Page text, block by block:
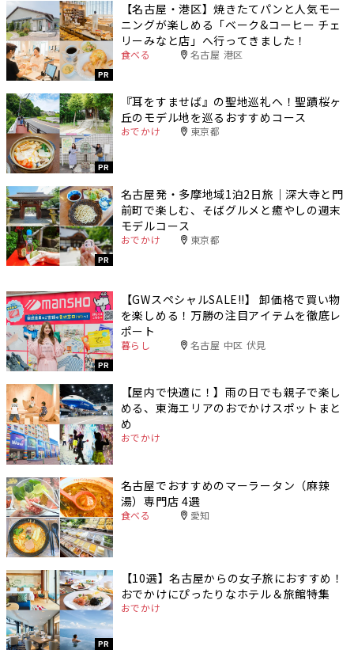
PR
【名古屋・港区】焼きたてパンと人気モー
ニングが楽しめる「ベーク&コーヒー チェ
リーみなと店」へ行ってきました！
食べる 名古屋 港区
PR
『耳をすませば』の聖地巡礼へ！聖蹟桜ヶ
丘のモデル地を巡るおすすめコース
おでかけ 東京都
PR
名古屋発・多摩地域1泊2日旅｜深大寺と門
前町で楽しむ、そばグルメと癒やしの週末
モデルコース
おでかけ 東京都
PR
【GWスペシャルSALE‼︎】 卸価格で買い物
を楽しめる！万勝の注目アイテムを徹底レ
ポート
暮らし 名古屋 中区 伏見
【屋内で快適に！】雨の日でも親子で楽し
める、東海エリアのおでかけスポットまと
め
おでかけ
名古屋でおすすめのマーラータン（麻辣
湯）専門店 4選
食べる 愛知
PR
【10選】名古屋からの女子旅におすすめ！
おでかけにぴったりなホテル＆旅館特集
おでかけ